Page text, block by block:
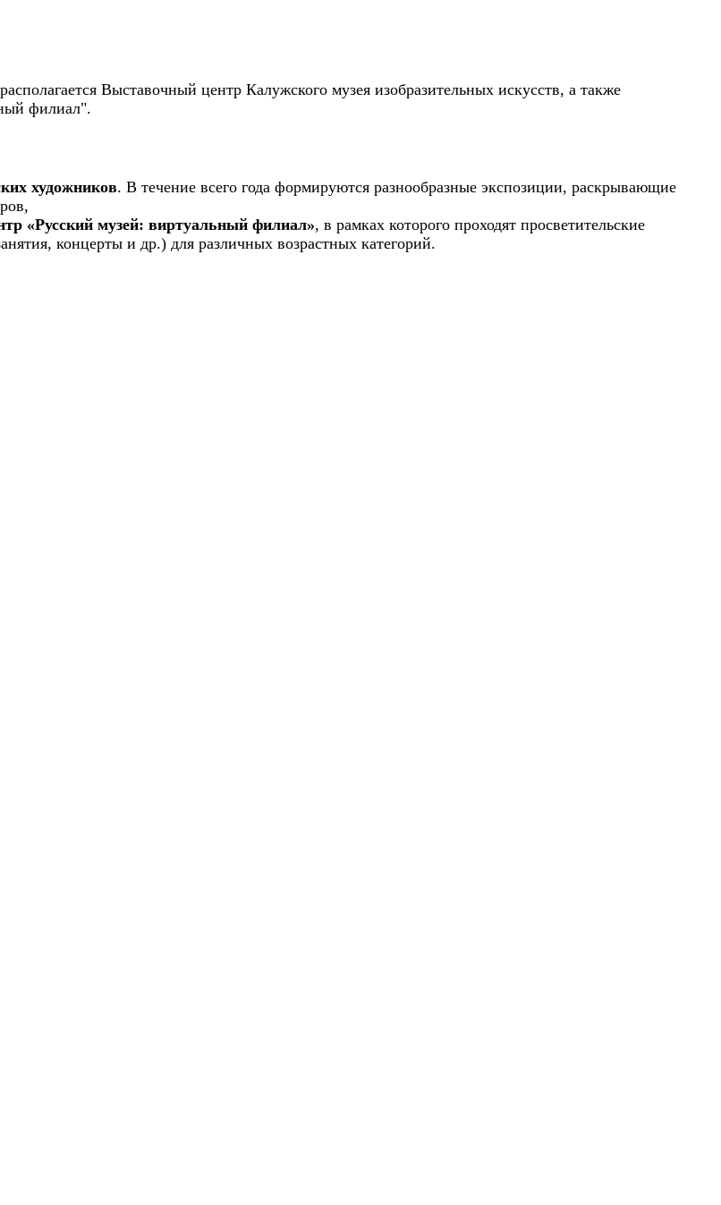
Выставочный центр Калужского музея изобразительных искусств, а также
филиал".
художников. В течение всего года формируются разнообразные экспозиции, раскрывающие
«Русский музей: виртуальный филиал», в рамках которого проходят просветительские
концерты и др.) для различных возрастных категорий.